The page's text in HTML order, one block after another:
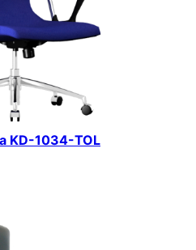
KD-1034-TOL